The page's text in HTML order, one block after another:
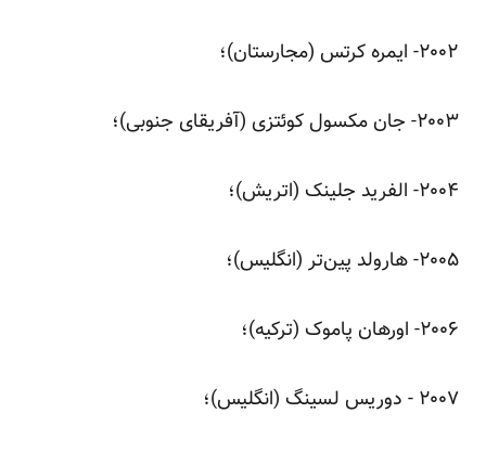
‌۲۰۰۲- ایمره کرتس (مجارستان)؛
‌۲۰۰۳- جان مکسول کوئتزی (آفریقای جنوبی)؛
‌۲۰۰۴- الفرید جلینک (اتریش)؛
‌۲۰۰۵- هارولد پین‌تر (انگلیس)؛
‌۲۰۰۶- اورهان پاموک (ترکیه)؛
۲۰۰۷ - دوریس لسینگ (انگلیس)؛